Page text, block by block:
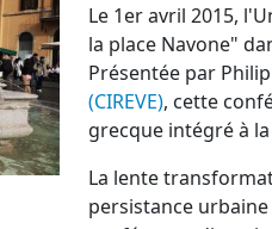
Le 1er avril 2015,
la place Navone"
Présentée par
(CIREVE), cette
grecque intégré à
La lente
persistance